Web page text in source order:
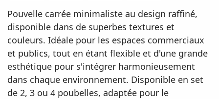
Pouvelle carrée minimaliste au design raffiné,
disponible dans de superbes textures et
couleurs. Idéale pour les espaces commerciaux
et publics, tout en étant flexible et d'une grande
esthétique pour s'intégrer harmonieusement
dans chaque environnement. Disponible en set
de 2, 3 ou 4 poubelles, adaptée pour le